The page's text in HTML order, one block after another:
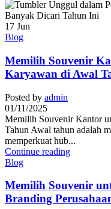
17 Jun
Blog
Memilih Souvenir
Karyawan di Awal
Posted by admin
01/11/2025
Memilih Souvenir Kantor
Tahun Awal tahun adalah
memperkuat hub...
Continue reading
Blog
Memilih Souvenir
Branding